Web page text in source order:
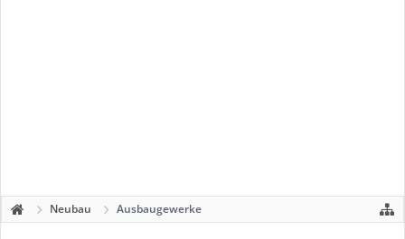
Neubau Ausbaugewerke